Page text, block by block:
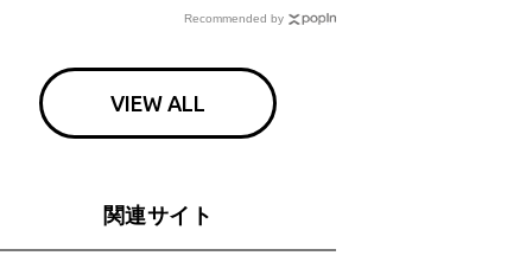
Recommended by
VIEW ALL
関連サイト